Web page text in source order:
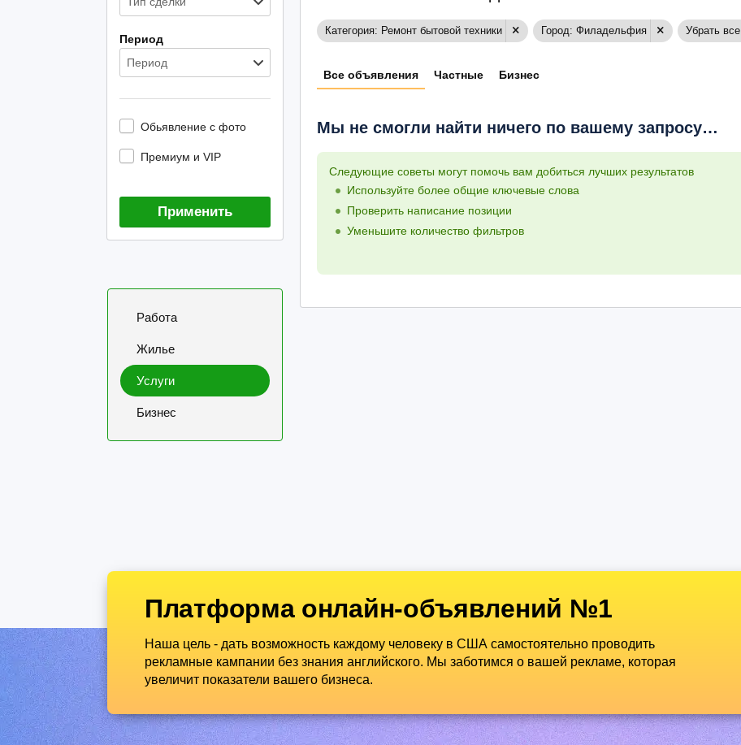
Период
Период
Обьявление с фото
Премиум и VIP
Применить
Работа
Жилье
Услуги
Бизнес
Категория: Ремонт бытовой техники Город: Филадельфия Убрать все
Все объявления Частные Бизнес
Мы не смогли найти ничего по вашему запросу…
Следующие советы могут помочь вам добиться лучших результатов
Используйте более общие ключевые слова
Проверить написание позиции
Уменьшите количество фильтров
Платформа онлайн-объявлений №1
Наша цель - дать возможность каждому человеку в США самостоятельно проводить
рекламные кампании без знания английского. Мы заботимся о вашей рекламе, которая
увеличит показатели вашего бизнеса.